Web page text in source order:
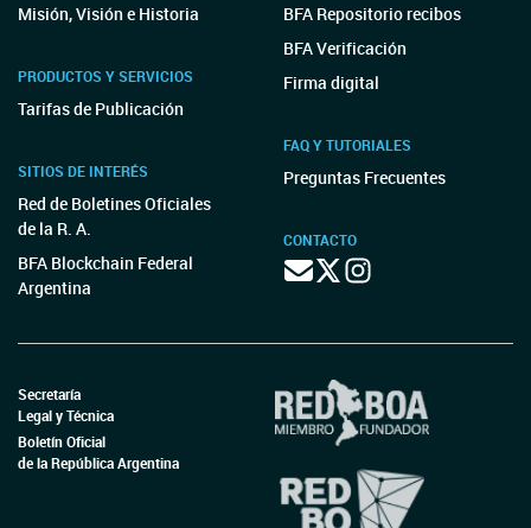
Misión, Visión e Historia
PRODUCTOS Y SERVICIOS
Tarifas de Publicación
SITIOS DE INTERÉS
Red de Boletines Oficiales
de la R. A.
BFA Blockchain Federal
Argentina
BFA Repositorio recibos
BFA Verificación
Firma digital
FAQ Y TUTORIALES
Preguntas Frecuentes
CONTACTO
Secretaría
Legal y Técnica
Boletín Oficial
de la República Argentina